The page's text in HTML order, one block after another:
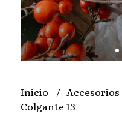
Inicio Accesorios
Colgante 13